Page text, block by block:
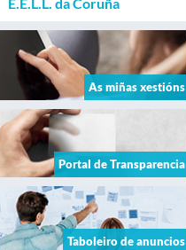
As miñas xestións
Portal de Transparencia
Taboleiro de anuncios